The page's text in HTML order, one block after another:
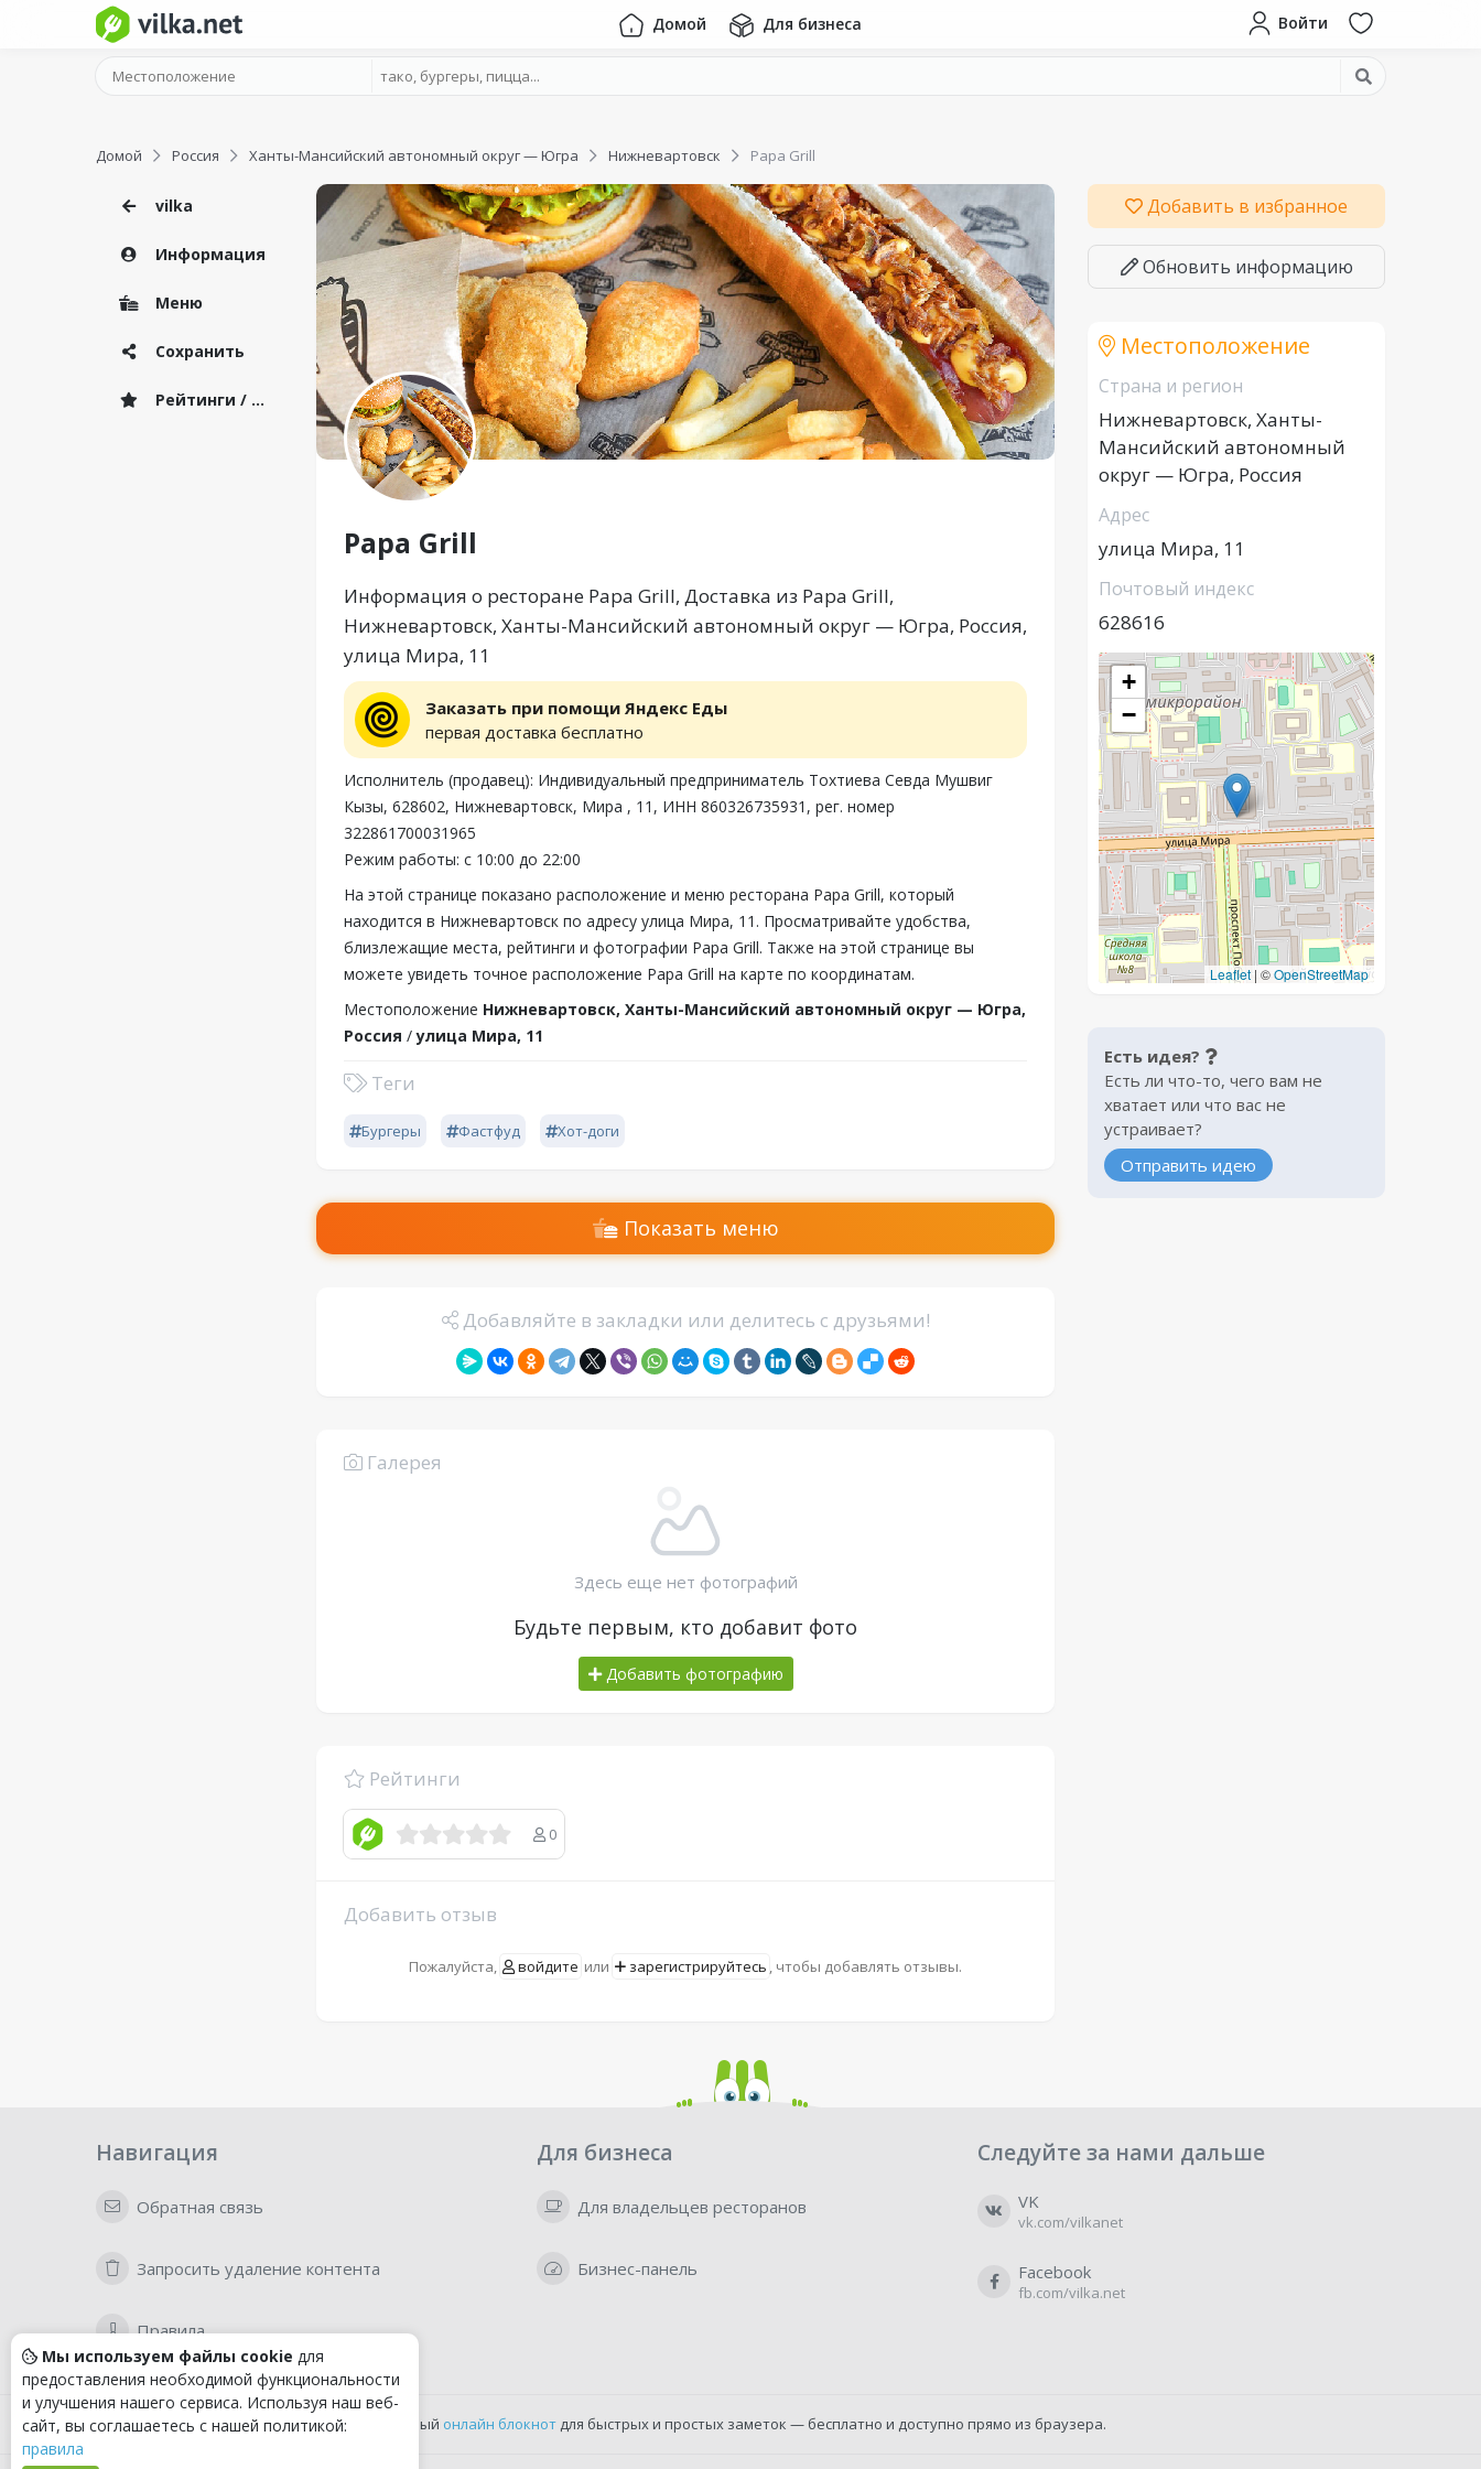
Домой Для бизнеса Войти
Домой Россия Ханты-Мансийский автономный округ — Югра Нижневартовск Papa Grill
vilka
Информация
Меню
Сохранить
Рейтинги / Отзывы
Papa Grill
Информация о ресторане Papa Grill, Доставка из Papa Grill,
Нижневартовск, Ханты-Мансийский автономный округ — Югра, Россия,
улица Мира, 11
Заказать при помощи Яндекс Еды
первая доставка бесплатно
Исполнитель (продавец): Индивидуальный предприниматель Тохтиева Севда Мушвиг
Кызы, 628602, Нижневартовск, Мира , 11, ИНН 860326735931, рег. номер
322861700031965
Режим работы: с 10:00 до 22:00
На этой странице показано расположение и меню ресторана Papa Grill, который
находится в Нижневартовск по адресу улица Мира, 11. Просматривайте удобства,
близлежащие места, рейтинги и фотографии Papa Grill. Также на этой странице вы
можете увидеть точное расположение Papa Grill на карте по координатам.
Местоположение Нижневартовск, Ханты-Мансийский автономный округ — Югра,
Россия /улица Мира, 11
Теги
Бургеры Фастфуд Хот-доги
Показать меню
Добавляйте в закладки или делитесь с друзьями!
Галерея
Здесь еще нет фотографий
Будьте первым, кто добавит фото
Добавить фотографию
Рейтинги
0
Добавить отзыв
Пожалуйста, войдите или зарегистрируйтесь , чтобы добавлять отзывы.
Добавить в избранное
Обновить информацию
Местоположение
Страна и регион
Нижневартовск, Ханты-
Мансийский автономный
округ — Югра, Россия
Адрес
улица Мира, 11
Почтовый индекс
628616
+
−
Leaflet | ©OpenStreetMap
Есть идея?
Есть ли что-то, чего вам не
хватает или что вас не
устраивает?
Отправить идею
Навигация
Обратная связь
Запросить удаление контента
Правила
Для бизнеса
Для владельцев ресторанов
Бизнес-панель
Следуйте за нами дальше
VK
vk.com/vilkanet
Facebook
fb.com/vilka.net
Удобный онлайн блокнотдля быстрых и простых заметок — бесплатно и доступно прямо из браузера.
Мы используем файлы cookie для
предоставления необходимой функциональности
и улучшения нашего сервиса. Используя наш веб-
сайт, вы соглашаетесь с нашей политикой:
правила